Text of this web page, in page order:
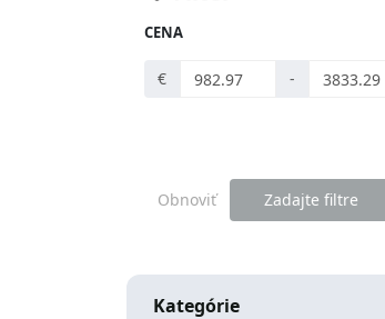
CENA
€ -
Obnoviť Zadajte filtre
Kategórie